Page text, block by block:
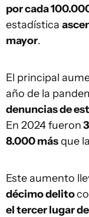
por cada
estadística
mayor.
El principal
año de la
denuncias de
En 2024 fueron
8.000 másque
Este aumento
décimo delito
el tercer lugar